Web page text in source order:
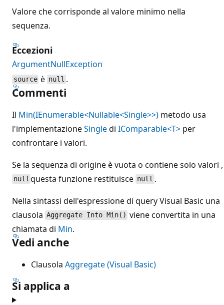
Valore che corrisponde al valore minimo nella
sequenza.
Eccezioni
ArgumentNullException
source è null .
Commenti
Il Min(IEnumerable<Nullable<Single>>) metodo usa
l'implementazioneSingledi IComparable<T> per
confrontare i valori.
Se la sequenza di origine è vuota o contiene solo valori ,
null questa funzione restituisce null .
Nella sintassi dell'espressione di query Visual Basic una
clausola Aggregate Into Min() viene convertita in una
chiamata di Min.
Vedi anche
Clausola Aggregate (Visual Basic)
Si applica a